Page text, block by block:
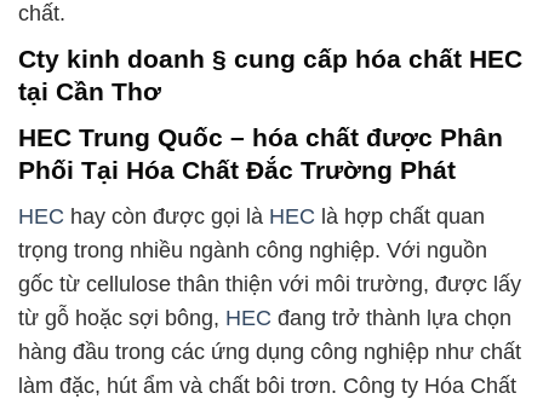
chất.
Cty kinh doanh § cung cấp hóa chất HEC
tại Cần Thơ
HEC Trung Quốc – hóa chất được Phân
Phối Tại Hóa Chất Đắc Trường Phát
HEC hay còn được gọi là HEC là hợp chất quan
trọng trong nhiều ngành công nghiệp. Với nguồn
gốc từ cellulose thân thiện với môi trường, được lấy
từ gỗ hoặc sợi bông, HEC đang trở thành lựa chọn
hàng đầu trong các ứng dụng công nghiệp như chất
làm đặc, hút ẩm và chất bôi trơn. Công ty Hóa Chất